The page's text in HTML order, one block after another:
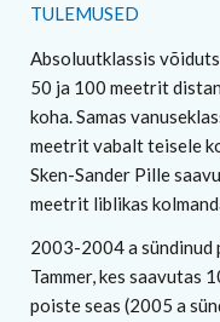
TULEMUSED
Absoluutklassis
50 ja 100 meetrit
koha. Samas
meetrit vabalt teisele
Sken-Sander Pille
meetrit liblikas
2003-2004 a sündinud
Tammer, kes saavutas
poiste seas (2005 a